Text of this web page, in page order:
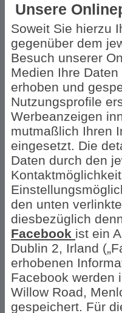
Unsere
Soweit Sie hierzu
gegenüber dem
Besuch unserer
Medien Ihre
erhoben und
Nutzungsprofile
Werbeanzeigen
mutmaßlich Ihren
eingesetzt. Die
Daten durch den
den unten
diesbezüglich
Facebook ist ein
Dublin 2, Irland
erhobenen
Facebook werden
Willow Road,
gespeichert. Für